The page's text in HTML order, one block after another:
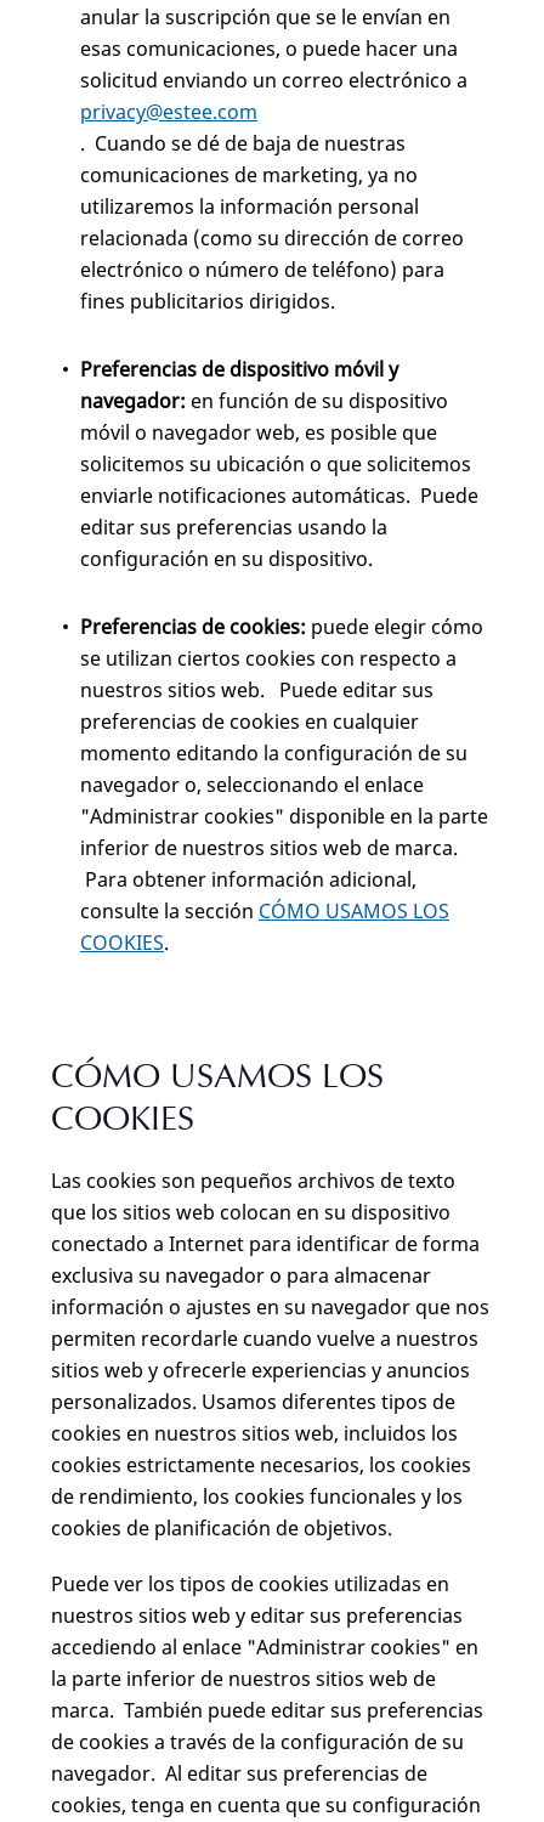
anular la suscripción que se le envían en
esas comunicaciones, o puede hacer una
solicitud enviando un correo electrónico a
privacy@estee.com
. Cuando se dé de baja de nuestras
comunicaciones de marketing, ya no
utilizaremos la información personal
relacionada (como su dirección de correo
electrónico o número de teléfono) para
fines publicitarios dirigidos.
Preferencias de dispositivo móvil y
navegador: en función de su dispositivo
móvil o navegador web, es posible que
solicitemos su ubicación o que solicitemos
enviarle notificaciones automáticas. Puede
editar sus preferencias usando la
configuración en su dispositivo.
Preferencias de cookies: puede elegir cómo
se utilizan ciertos cookies con respecto a
nuestros sitios web. Puede editar sus
preferencias de cookies en cualquier
momento editando la configuración de su
navegador o, seleccionando el enlace
"Administrar cookies" disponible en la parte
inferior de nuestros sitios web de marca.
Para obtener información adicional,
consulte la sección CÓMO USAMOS LOS
COOKIES.
CÓMO USAMOS LOS
COOKIES
Las cookies son pequeños archivos de texto
que los sitios web colocan en su dispositivo
conectado a Internet para identificar de forma
exclusiva su navegador o para almacenar
información o ajustes en su navegador que nos
permiten recordarle cuando vuelve a nuestros
sitios web y ofrecerle experiencias y anuncios
personalizados. Usamos diferentes tipos de
cookies en nuestros sitios web, incluidos los
cookies estrictamente necesarios, los cookies
de rendimiento, los cookies funcionales y los
cookies de planificación de objetivos.
Puede ver los tipos de cookies utilizadas en
nuestros sitios web y editar sus preferencias
accediendo al enlace "Administrar cookies" en
la parte inferior de nuestros sitios web de
marca. También puede editar sus preferencias
de cookies a través de la configuración de su
navegador. Al editar sus preferencias de
cookies, tenga en cuenta que su configuración